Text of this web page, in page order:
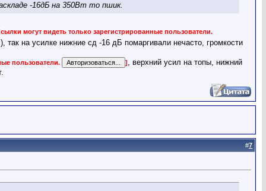
-16дБ на 350Вт то пшик.
могут видеть только зарегистрированные пользователи.
на усилке нижние сд -16 дБ помаргивали нечасто, громкости
пользователи. ] , верхний усил на топы, нижний
#7